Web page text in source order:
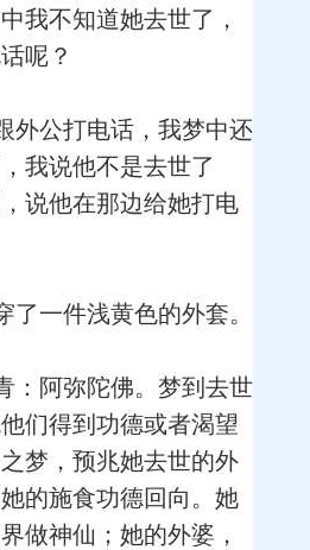
我不知道她去世了，
呢？
外公打电话，我梦中还
我说他不是去世了
说他在那边给她打电
一件浅黄色的外套。
：阿弥陀佛。梦到去世
们得到功德或者渴望
梦，预兆她去世的外
的施食功德回向。她
做神仙；她的外婆，